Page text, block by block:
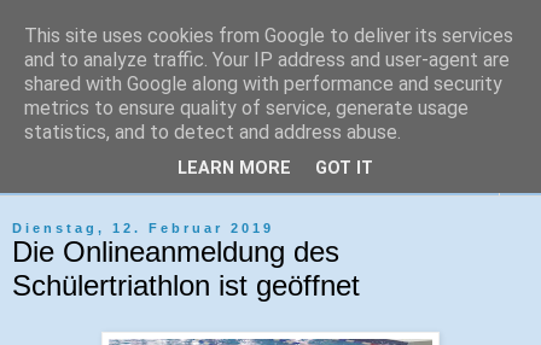
Tri-Sport Saar-Hochwald
Verein für Ausdauersport und Triathlon
Dienstag, 12. Februar 2019
Die Onlineanmeldung des
Schülertriathlon ist geöffnet
This site uses cookies from Google to deliver its services
and to analyze traffic. Your IP address and user-agent are
shared with Google along with performance and security
metrics to ensure quality of service, generate usage
statistics, and to detect and address abuse.
LEARN MORE GOT IT